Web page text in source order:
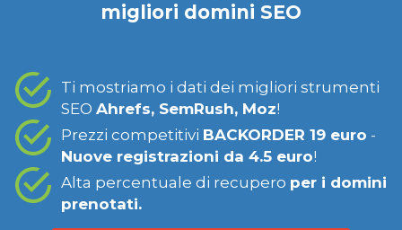
migliori domini SEO
Ti mostriamo i dati dei migliori strumenti
SEO Ahrefs, SemRush, Moz!
Prezzi competitivi BACKORDER 19 euro -
Nuove registrazioni da 4.5 euro!
Alta percentuale di recupero per i domini
prenotati.